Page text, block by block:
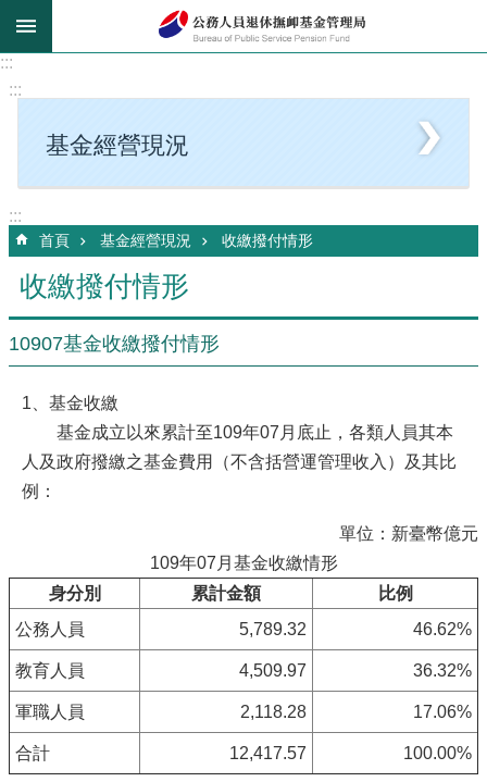
跳到主要內容區塊
:::
:::
基金經營現況
:::
首頁 基金經營現況 收繳撥付情形
收繳撥付情形
10907基金收繳撥付情形
1、基金收繳
基金成立以來累計至109年07月底止，各類人員其本
人及政府撥繳之基金費用（不含括營運管理收入）及其比
例：
單位：新臺幣億元
109年07月基金收繳情形
身分別
累計金額
比例
公務人員
5,789.32 46.62%
教育人員 4,509.97 36.32%
軍職人員 2,118.28 17.06%
合計 12,417.57 100.00%